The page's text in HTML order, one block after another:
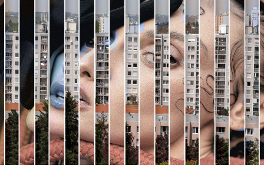
edu
Vše o ČT